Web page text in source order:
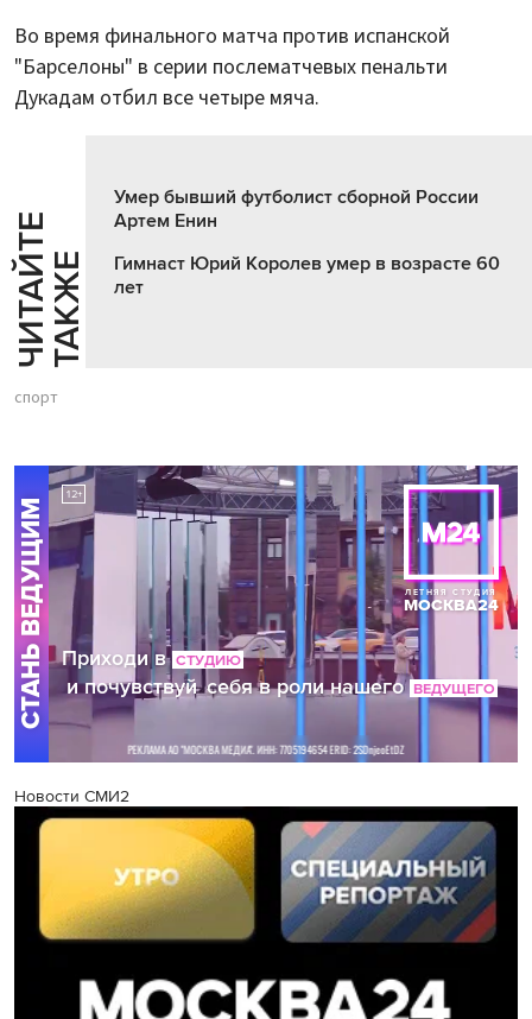
Во время финального матча против испанской
"Барселоны" в серии послематчевых пенальти
Дукадам отбил все четыре мяча.
Ч
И
Т
АЙ
Т
Е
Т
А
К
ЖЕ
Умер бывший футболист сборной России
Артем Енин
Гимнаст Юрий Королев умер в возрасте 60
лет
спорт
Новости СМИ2